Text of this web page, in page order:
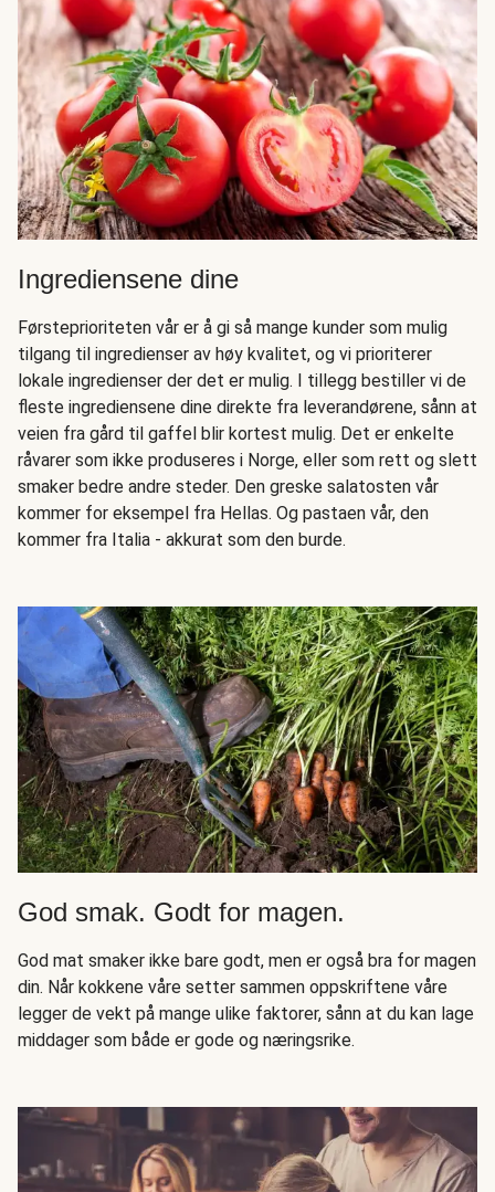
Ingrediensene dine
Førsteprioriteten vår er å gi så mange kunder som mulig
tilgang til ingredienser av høy kvalitet, og vi prioriterer
lokale ingredienser der det er mulig. I tillegg bestiller vi de
fleste ingrediensene dine direkte fra leverandørene, sånn at
veien fra gård til gaffel blir kortest mulig. Det er enkelte
råvarer som ikke produseres i Norge, eller som rett og slett
smaker bedre andre steder. Den greske salatosten vår
kommer for eksempel fra Hellas. Og pastaen vår, den
kommer fra Italia - akkurat som den burde.
God smak. Godt for magen.
God mat smaker ikke bare godt, men er også bra for magen
din. Når kokkene våre setter sammen oppskriftene våre
legger de vekt på mange ulike faktorer, sånn at du kan lage
middager som både er gode og næringsrike.